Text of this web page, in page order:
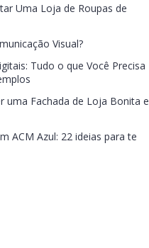
Uma Loja de Roupas de
Visual?
Tudo o que Você Precisa
uma Fachada de Loja Bonita e
ACM Azul: 22 ideias para te